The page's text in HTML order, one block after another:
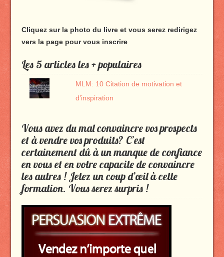
Cliquez sur la photo du livre et vous serez redirigez
vers la page pour vous inscrire
Les 5 articles les + populaires
MLM: 10 Citation de motivation et
d’inspiration
Vous avez du mal convaincre vos prospects
et à vendre vos produits? C’est
certainement dû à un manque de confiance
en vous et en votre capacite de convaincre
les autres ! Jetez un coup d’œil à cette
formation. Vous serez surpris !